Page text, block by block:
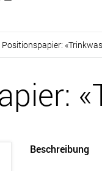
Positionspapier:
Beschreibung